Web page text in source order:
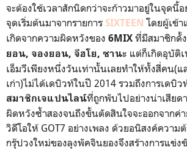
จะต้องใช้เวลาสักนิดกว่าจะก้าวมาอยู่ในจุดนี้
จุดเริ่มต้นมาจากรายการ SIXTEEN โดยผู้เข้
เกิดจากความผิดหวังของ 6MIX ที่มีสมาชิกดั้
ยอน, จองยอน, จีฮโย, ซานะ แต่ก็เกิดอุบัติ
เอ็มวีเพียงหนึ่งวันเท่านั้นเลยทำให้ทั้งสี่คน(แ
เก่า)ไม่ได้เดบิวท์ในปี 2014 รวมถึงการเดบิว
สมาชิกเจแปนไลน์ที่ถูกพับไปอย่างน่าเสียด
ผิดหวังซ้ำสองจนถึงขั้นตัดสินใจจะออกจากค่
วิดีโอให้ GOT7 อย่างเพลง ด้วยอนิสงค์ความ
กรุ๊ปวงใหม่ของลุงพัคจินยองจึงสร้างการแข่ง